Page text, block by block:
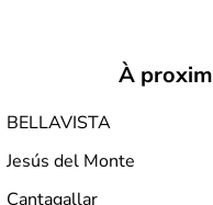
À
BELLAVISTA
Jesús del Monte
Cantagallar